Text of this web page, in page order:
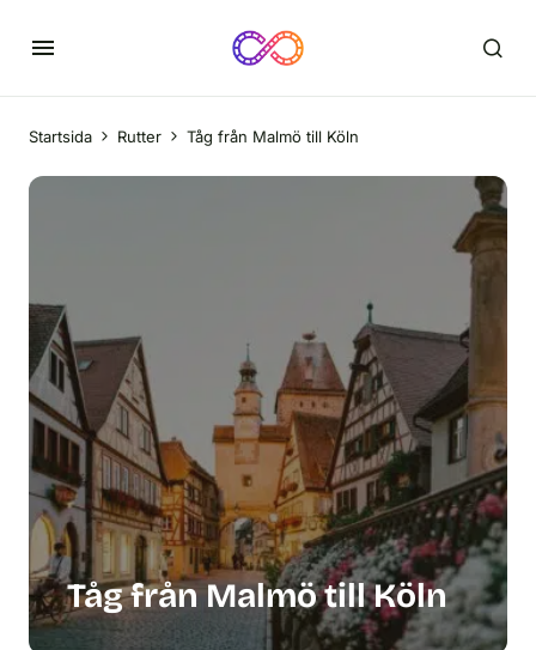
Startsida Rutter Tåg från Malmö till Köln
Tåg från Malmö till Köln